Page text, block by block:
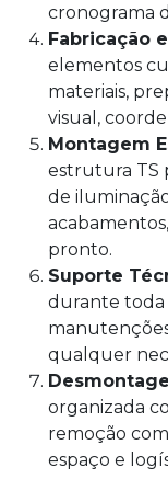
cronograma
Fabricação
elementos
materiais,
visual,
Montagem
estrutura TS
de
pronto.
Suporte
durante toda
qualquer
organizada
remoção
espaço e